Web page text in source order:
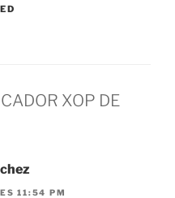
XOP DE
11:54 PM